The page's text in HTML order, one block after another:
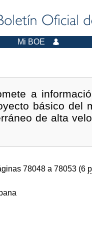
Mi BOE
a
básico del
de alta
78048 a 78053 (6